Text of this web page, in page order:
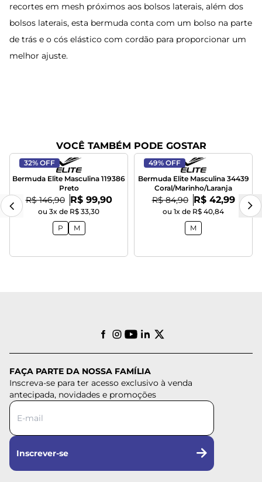
recortes em mesh próximos aos bolsos laterais, além dos
bolsos laterais, esta bermuda conta com um bolso na parte
de trás e o cós elástico com cordão para proporcionar um
melhor ajuste.
VOCÊ TAMBÉM PODE GOSTAR
32% OFF
Bermuda Elite Masculina 119386
Preto
De:
R$ 146,90 Por:
R$ 99,90
ou 3x de R$ 33,30
P
M
49% OFF
Bermuda Elite Masculina 34439
Coral/Marinho/Laranja
De:
R$ 84,90 Por:
R$ 42,99
ou 1x de R$ 40,84
M
FAÇA PARTE DA NOSSA FAMÍLIA
Inscreva-se para ter acesso exclusivo à venda
antecipada, novidades e promoções
Inscrever-se